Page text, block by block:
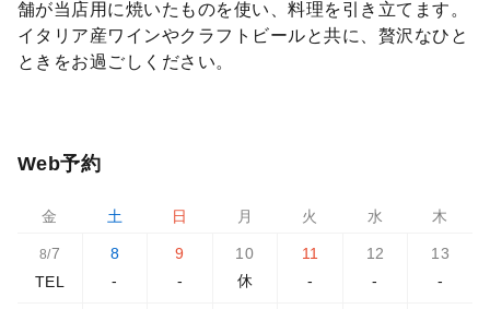
舗が当店用に焼いたものを使い、料理を引き立てます。
イタリア産ワインやクラフトビールと共に、贅沢なひと
ときをお過ごしください。
Web予約
金 土 日 月 火 水 木
8/7
TEL
8
-
9
-
10
休
11
-
12
-
13
-